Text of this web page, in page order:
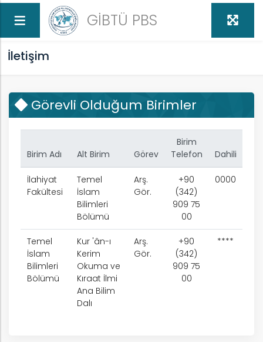
GİBTÜ PBS
İletişim
Görevli Olduğum Birimler
Birim Adı Alt Birim Görev
Birim
Telefon
Dahili
İlahiyat
Fakültesi
Temel
İslam
Bilimleri
Bölümü
Arş.
Gör.
+90
(342)
909 75
00
0000
Temel
İslam
Bilimleri
Bölümü
Kur 'ân-ı
Kerim
Okuma ve
Kıraat İlmi
Ana Bilim
Dalı
Arş.
Gör.
+90
(342)
909 75
00
****